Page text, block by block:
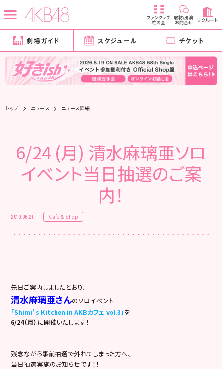
ファンクラブ
-柱の会-
取材/出演
お問合せ リクルート
劇場ガイド スケジュール チケット
トップ ニュース ニュース詳細
6/24 (月) 清水麻璃亜ソロ
イベント当日抽選のご案
内！
2019.06.21 Cafe & Shop
先日ご案内しましたとおり、
清水麻璃亜さんのソロイベント
「Shimi' s Kitchen in AKBカフェ vol.3」を
6/24（月） に開催いたします！
残念ながら事前抽選で外れてしまった方へ、
当日抽選実施のお知らせです！！